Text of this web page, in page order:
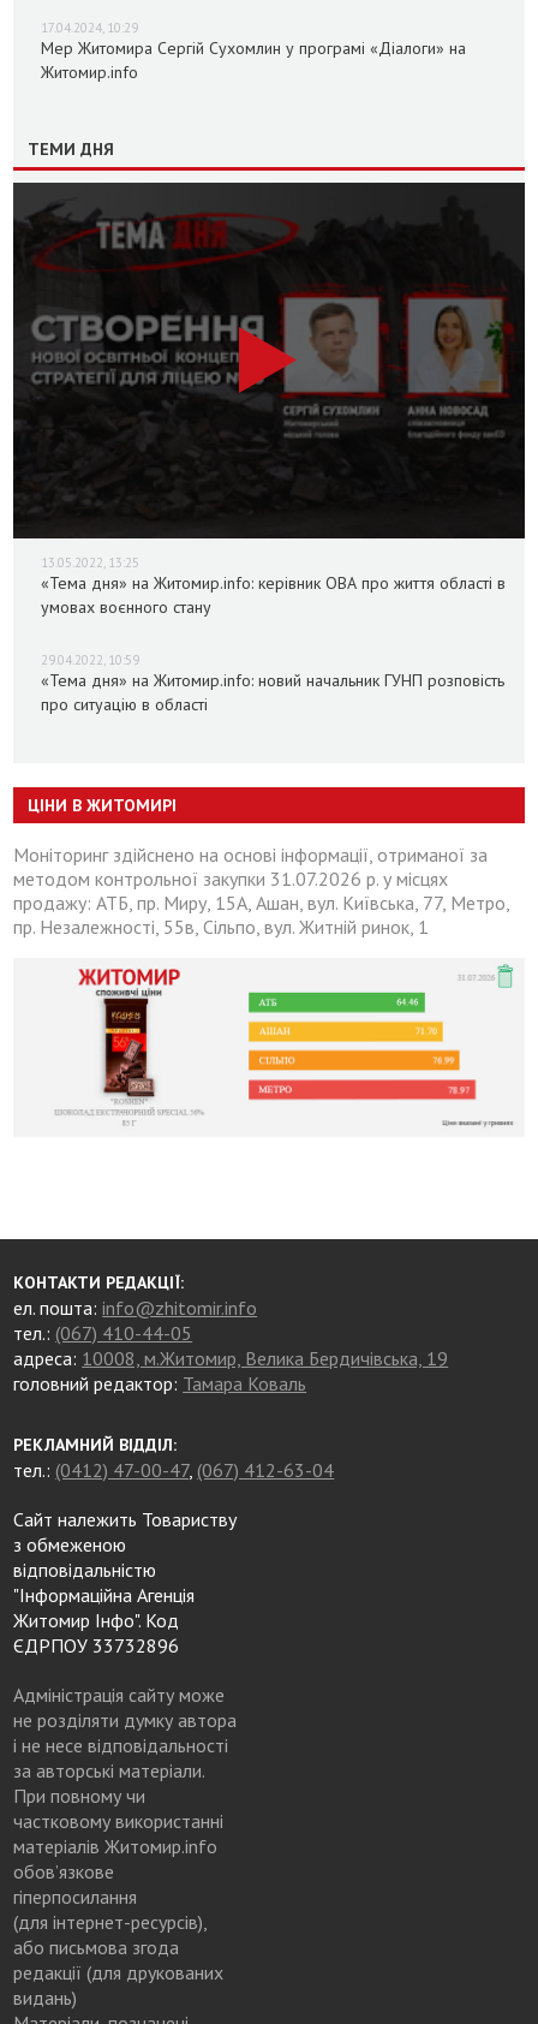
17.04.2024, 10:29
Мер Житомира Сергій Сухомлин у програмі «Діалоги» на
Житомир.info
ТЕМИ ДНЯ
13.05.2022, 13:25
«Тема дня» на Житомир.info: керівник ОВА про життя області в
умовах воєнного стану
29.04.2022, 10:59
«Тема дня» на Житомир.info: новий начальник ГУНП розповість
про ситуацію в області
ЦІНИ В ЖИТОМИРІ
Моніторинг здійснено на основі інформації, отриманої за
методом контрольної закупки 31.07.2026 р. у місцях
продажу: АТБ, пр. Миру, 15А, Ашан, вул. Київська, 77, Метро,
пр. Незалежності, 55в, Сільпо, вул. Житній ринок, 1
КОНТАКТИ РЕДАКЦІЇ:
ел. пошта:info@zhitomir.info
тел.: (067) 410-44-05
адреса: 10008, м.Житомир, Велика Бердичівська, 19
головний редактор: Тамара Коваль
РЕКЛАМНИЙ ВІДДІЛ:
тел.: (0412) 47-00-47, (067) 412-63-04
Сайт належить Товариству
з обмеженою
відповідальністю
"Інформаційна Агенція
Житомир Інфо". Код
ЄДРПОУ 33732896
Адміністрація сайту може
не розділяти думку автора
і не несе відповідальності
за авторські матеріали.
При повному чи
частковому використанні
матеріалів Житомир.info
обов’язкове
гіперпосилання
(для інтернет-ресурсів),
або письмова згода
редакції (для друкованих
видань)